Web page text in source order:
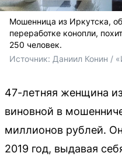
Мошенница из Иркутска,
переработке конопли,
250 человек.
Источник: Даниил Конин /
47-летняя женщина
виновной в
миллионов рублей.
2019 год, выдавая